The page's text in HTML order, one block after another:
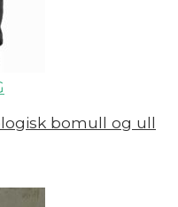
bomull og ull